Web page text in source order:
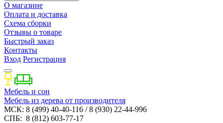
О магазине
Оплата и доставка
Схема сборки
Отзывы о товаре
Быстрый заказ
Контакты
Вход Регистрация
Мебель и сон
Мебель из дерева от производителя
МСК: 8 (499) 40-40-116 / 8 (930) 22-44-996
СПБ: 8 (812) 603-77-17